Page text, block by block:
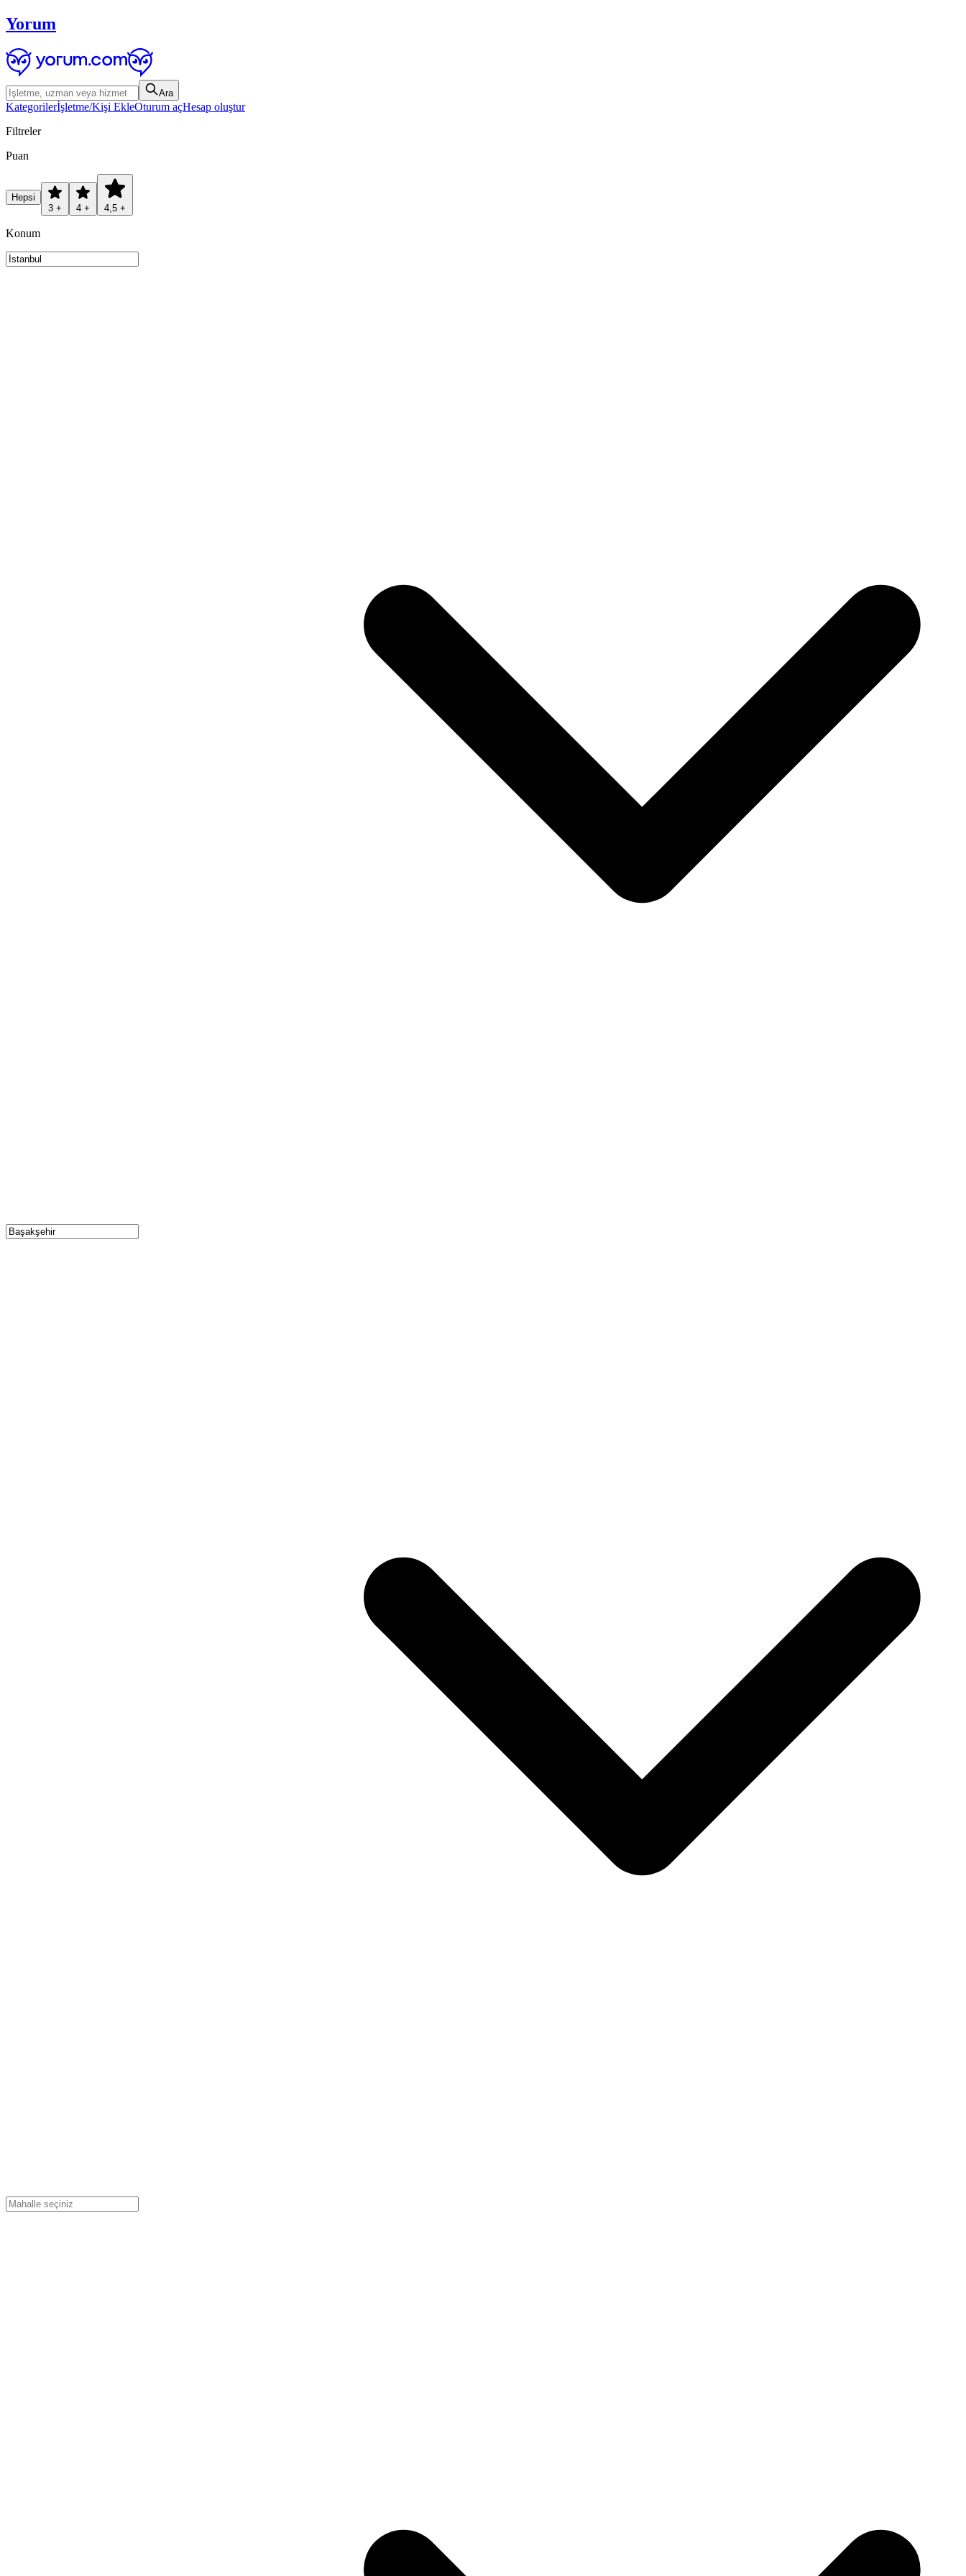
Yorum
Ara
Kategorilerİşletme/Kişi EkleOturum açHesap oluştur
Filtreler
Puan
Hepsi
3 +
4 + 4,5 +
Konum